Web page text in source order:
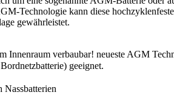
Technologie kann diese
gewährleistet.
Innenraum verbaubar! neueste AGM
geeignet.